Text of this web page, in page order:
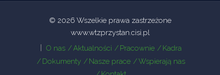
© 2026 Wszelkie prawa zastrzeżone
www.wtzprzystan.cisi.pl
O nas
Aktualności Pracownie
Kadra
Dokumenty
Nasze prace
Wspierają nas